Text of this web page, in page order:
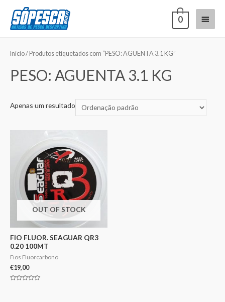
0
Início/ Produtos etiquetados com “PESO: AGUENTA 3.1 KG”
PESO: AGUENTA 3.1 KG
Apenas um resultado
OUT OF STOCK
FIO FLUOR. SEAGUAR QR3
0.20 100MT
Fios Fluorcarbono
€19,00